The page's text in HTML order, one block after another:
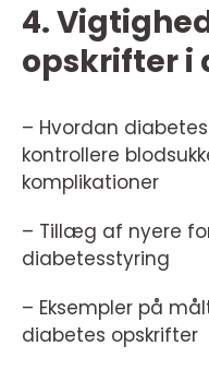
4.
opskrifter i
– Hvordan
kontrollere
komplikationer
– Tillæg af nyere
diabetesstyring
– Eksempler på
diabetes opskrifter